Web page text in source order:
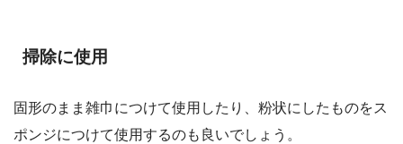
掃除に使用
固形のまま雑巾につけて使用したり、粉状にしたものをス
ポンジにつけて使用するのも良いでしょう。